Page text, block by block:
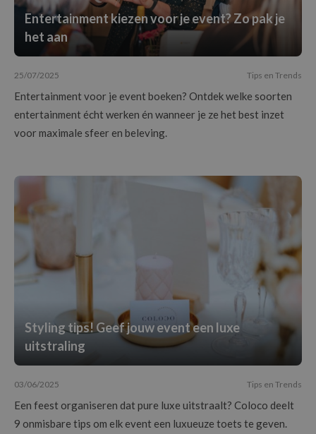
Entertainment kiezen voor je event? Zo pak je
het aan
Tips en Trends
25/07/2025
Entertainment voor je event boeken? Ontdek welke soorten
entertainment écht werken én wanneer je ze het best inzet
voor maximale sfeer en beleving.
Styling tips! Geef jouw event een luxe
uitstraling
Tips en Trends
03/06/2025
Een feest organiseren dat pure luxe uitstraalt? Coloco deelt
9 onmisbare tips om elk event een luxueuze toets te geven.